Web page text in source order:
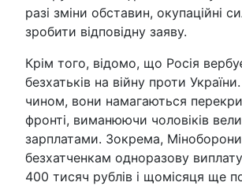
разі зміни обставин, окупаційні
зробити відповідну заяву.
Крім того, відомо, що Росія
безхатьків на війну проти
чином, вони намагаються
фронті, виманюючи чоловіків
зарплатами. Зокрема,
безхатченкам одноразову
400 тисяч рублів і щомісяця ще